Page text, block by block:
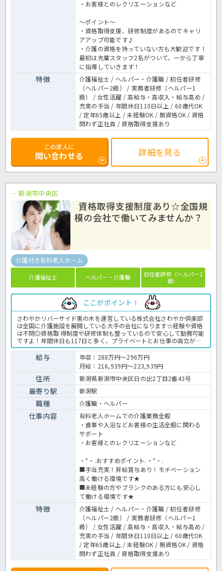
・お客様とのレクリエーションなど
～ポイント～
・資格取得支援、研修制度があるのでキャリ
アアップ可能です♪
・介護の資格を持っていない方も大歓迎です！
最初は先輩スタッフ2名がついて、一から丁寧
に指導していきます！
特徴
介護福祉士 / ヘルパー・介護職 / 初任者研修
（ヘルパー2級） / 実務者研修（ヘルパー1
級） / 女性活躍 / 高給与・高収入・給与高め /
充実の手当 / 年間休日110日以上 / 60歳代OK
/ 定年65歳以上 / 未経験OK / 無資格OK / 資格
問わず正社員 / 資格取得支援あり
この求人に
問い合わせる 詳細を見る
新潟市中央区
資格取得支援制度あり☆全国規
模の会社で働いてみませんか？
介護付き有料老人ホーム
介護福祉士 ヘルパー・介護職
初任者研修（ヘルパー2
級）
ここがポイント！
さわやかリバーサイド栗の木を運営している株式会社さわやか倶楽部
は全国に介護施設を展開している大手の会社になります☆経験や資格
は不問◎資格取 得制度や研修体制も整っているので安心して勤務可能
ですよ！年間休日も117日と多く、プライベートとお仕事の両立が可
能な環境になります☆定年が65歳で長く勤務することも可能で、65歳
以降も条件面は変わらずに働けるので安心の職場です〇求人が気にな
る方は是非ほっ介護までお問い合わせください！有料老人ホームでの
介護業務全般です。＜介護職 正職員 有料老人ホームの求人＞
給与
年収：288万円～296万円
月給：216,939円～223,939円
住所 新潟県新潟市中央区日の出2丁目2番43号
最寄り駅 新潟駅
職種 介護職・ヘルパー
仕事内容
有料老人ホームでの介護業務全般
・食事や入浴などお客様の生活全般に関わる
サポート
・お客様とのレクリエーションなど
・*・.おすすめポイント.・*・.
■手当充実！昇給賞与あり！モチベーション
高く働ける環境です★
■未経験の方やブランクのある方にも安心し
て働ける環境です★
特徴
介護福祉士 / ヘルパー・介護職 / 初任者研修
（ヘルパー2級） / 実務者研修（ヘルパー1
級） / 女性活躍 / 高給与・高収入・給与高め /
充実の手当 / 年間休日110日以上 / 60歳代OK
/ 定年65歳以上 / 未経験OK / 無資格OK / 資格
問わず正社員 / 資格取得支援あり